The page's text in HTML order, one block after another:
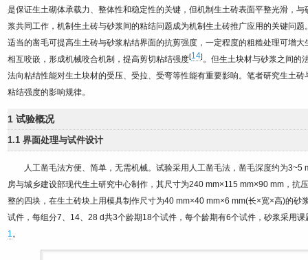
是保证生土砌体承载力、整体性和稳定性的关键，但机制生土砖表面平整光滑，
浆共同工作，机制生土砖与砂浆间的粘结问题成为机制生土砖推广应用的关键问
适当的凿毛可提高生土砖与砂浆粘结界面的抗剪强度，一定程度的粗糙处理可增
相互咬嵌，形成机械咬合机制，提高剪切粘结强度[14]。但生土块材与砂浆之间的
法向粘结性能对生土块材的受压、受拉、受弯等性能有重要影响。笔者研究生土
粘结强度的影响规律。
1 试验概况
1.1 界面处理与试件设计
人工凿毛法方便、简单，无需机械。试验采用人工凿毛法，凿毛深度约为3~5
房与城乡建设部现代生土研究中心制作，其尺寸为240 mm×115 mm×90 mm，抗
整的四块，在生土砖块上用模具制作尺寸为40 mm×40 mm×6 mm(长×宽×高)的
试件，每组分7、14、28 d共3个龄期18个试件，每个龄期有6个试件，砂浆采用
1。